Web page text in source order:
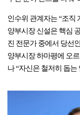
인수위 관계자는 “조직
양부시장 신설은 핵심
진 전문가 중에서 당선
양부시장 하마평에 오
나 “자신은 철저히 돕